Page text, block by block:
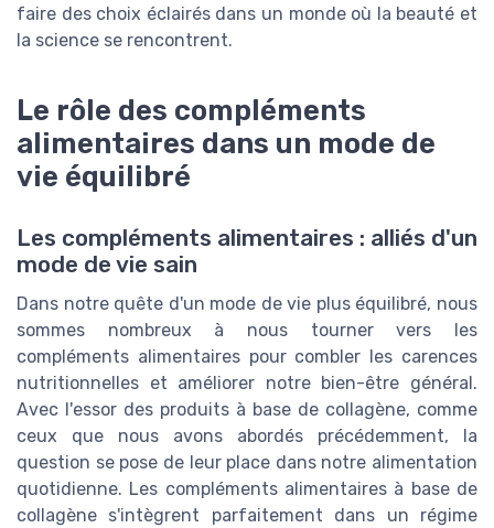
faire des choix éclairés dans un monde où la beauté et
la science se rencontrent.
Le rôle des compléments
alimentaires dans un mode de
vie équilibré
Les compléments alimentaires : alliés d'un
mode de vie sain
Dans notre quête d'un mode de vie plus équilibré, nous
sommes nombreux à nous tourner vers les
compléments alimentaires pour combler les carences
nutritionnelles et améliorer notre bien-être général.
Avec l'essor des produits à base de collagène, comme
ceux que nous avons abordés précédemment, la
question se pose de leur place dans notre alimentation
quotidienne. Les compléments alimentaires à base de
collagène s'intègrent parfaitement dans un régime